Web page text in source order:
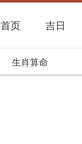
首页 吉日
生肖算命